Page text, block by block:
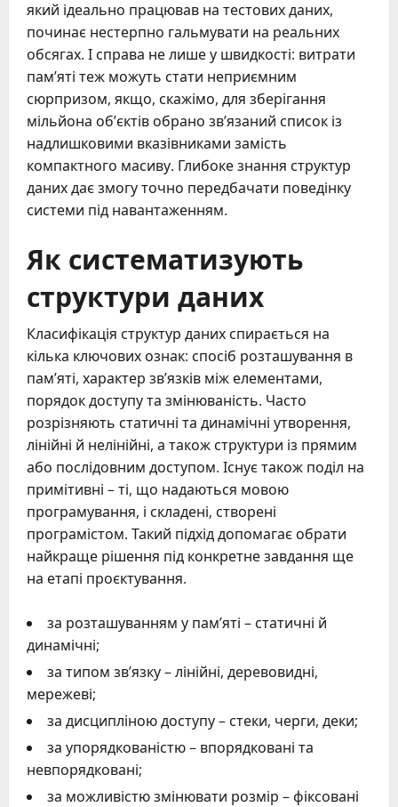
який ідеально працював на тестових даних,
починає нестерпно гальмувати на реальних
обсягах. І справа не лише у швидкості: витрати
пам’яті теж можуть стати неприємним
сюрпризом, якщо, скажімо, для зберігання
мільйона об’єктів обрано зв’язаний список із
надлишковими вказівниками замість
компактного масиву. Глибоке знання структур
даних дає змогу точно передбачати поведінку
системи під навантаженням.
Як систематизують
структури даних
Класифікація структур даних спирається на
кілька ключових ознак: спосіб розташування в
пам’яті, характер зв’язків між елементами,
порядок доступу та змінюваність. Часто
розрізняють статичні та динамічні утворення,
лінійні й нелінійні, а також структури із прямим
або послідовним доступом. Існує також поділ на
примітивні – ті, що надаються мовою
програмування, і складені, створені
програмістом. Такий підхід допомагає обрати
найкраще рішення під конкретне завдання ще
на етапі проєктування.
за розташуванням у пам’яті – статичні й
динамічні;
за типом зв’язку – лінійні, деревовидні,
мережеві;
за дисципліною доступу – стеки, черги, деки;
за упорядкованістю – впорядковані та
невпорядковані;
за можливістю змінювати розмір – фіксовані